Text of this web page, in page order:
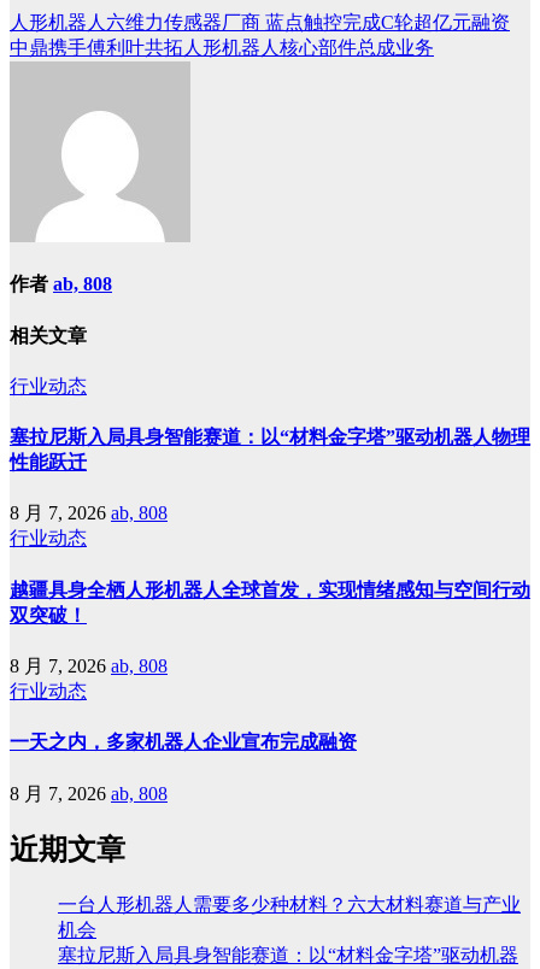
文
章
人形机器人六维力传感器厂商 蓝点触控完成C轮超亿元融资
中鼎携手傅利叶共拓人形机器人核心部件总成业务
作者 ab, 808
相关文章
行业动态
塞拉尼斯入局具身智能赛道：以“材料金字塔”驱动机器人物理
性能跃迁
8 月 7, 2026 ab, 808
行业动态
越疆具身全栖人形机器人全球首发，实现情绪感知与空间行动
双突破！
8 月 7, 2026 ab, 808
行业动态
一天之内，多家机器人企业宣布完成融资
8 月 7, 2026 ab, 808
近期文章
一台人形机器人需要多少种材料？六大材料赛道与产业
机会
塞拉尼斯入局具身智能赛道：以“材料金字塔”驱动机器